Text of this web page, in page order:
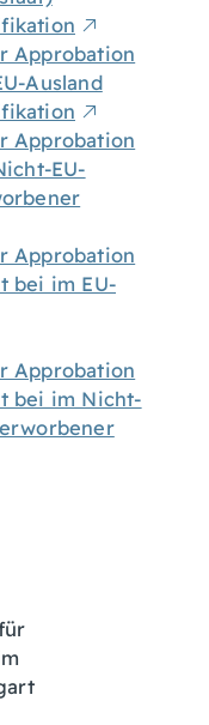
Approbation
Ausland
Approbation
EU-
Approbation
bei im EU-
Approbation
bei im Nicht-